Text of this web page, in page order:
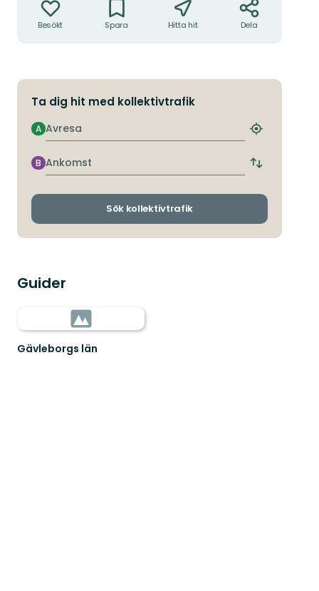
Besökt Spara Hitta hit Dela
Ta dig hit med kollektivtrafik
Avresa
A
Hitta
hållplats
Ankomst
B
Byt
och
Sök kollektivtrafik
Guider
Gävleborgs län